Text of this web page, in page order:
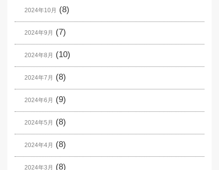
2024年10月 (8)
2024年9月 (7)
2024年8月 (10)
2024年7月 (8)
2024年6月 (9)
2024年5月 (8)
2024年4月 (8)
2024年3月 (8)